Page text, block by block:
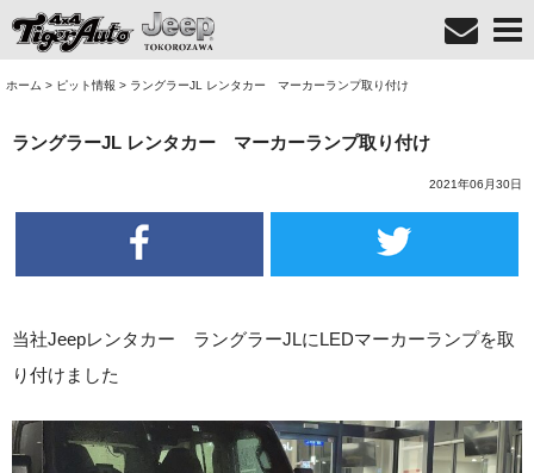
ホーム > ピット情報 > ラングラーJL レンタカー マーカーランプ取り付け
ラングラーJL レンタカー マーカーランプ取り付け
2021年06月30日
当社Jeepレンタカー ラングラーJLにLEDマーカーランプを取
り付けました